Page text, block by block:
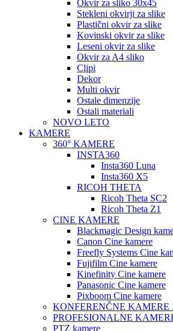
Okvir za sliko 30x45
Stekleni okvirji za slike
Plastični okvir za slike
Kovinski okvir za slike
Leseni okvir za slike
Okvir za A4 sliko
Clipi
Dekor
Multi okvir
Ostale dimenzije
Ostali materiali
NOVO LETO
KAMERE
360° KAMERE
INSTA360
Insta360 Luna
Insta360 X5
RICOH THETA
Ricoh Theta SC2
Ricoh Theta Z1
CINE KAMERE
Blackmagic Design
Canon Cine kamere
Freefly Systems Cine
Fujifilm Cine kamere
Kinefinity Cine kamere
Panasonic Cine kamere
Pixboom Cine kamere
KONFERENČNE KAMERE
PROFESIONALNE
PTZ kamere